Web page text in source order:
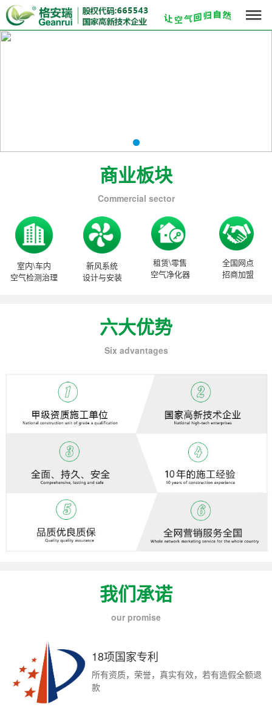

商业板块
Commercial sector
室内\车内
空气检测治理
新风系统
设计与安装
租赁\零售
空气净化器
全国网点
招商加盟
六大优势
Six advantages
我们承诺
our promise
18项国家专利
所有资质，荣誉，真实有效，若有造假全额退
款